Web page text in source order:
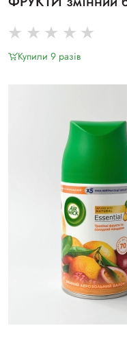
Купили 9 разiв